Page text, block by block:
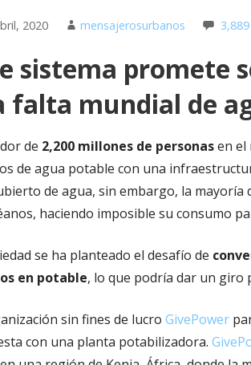
2020 mensajerosurbanos
sistema promete
falta mundial de
de 2,200 millones de personasen el
de agua potable con una
de agua, sin embargo, la mayoría
haciendo imposible su consumo
se ha planteado el desafío de
en potable, lo que podría dar un giro
sin fines de lucroGivePower
con una planta potabilizadora.